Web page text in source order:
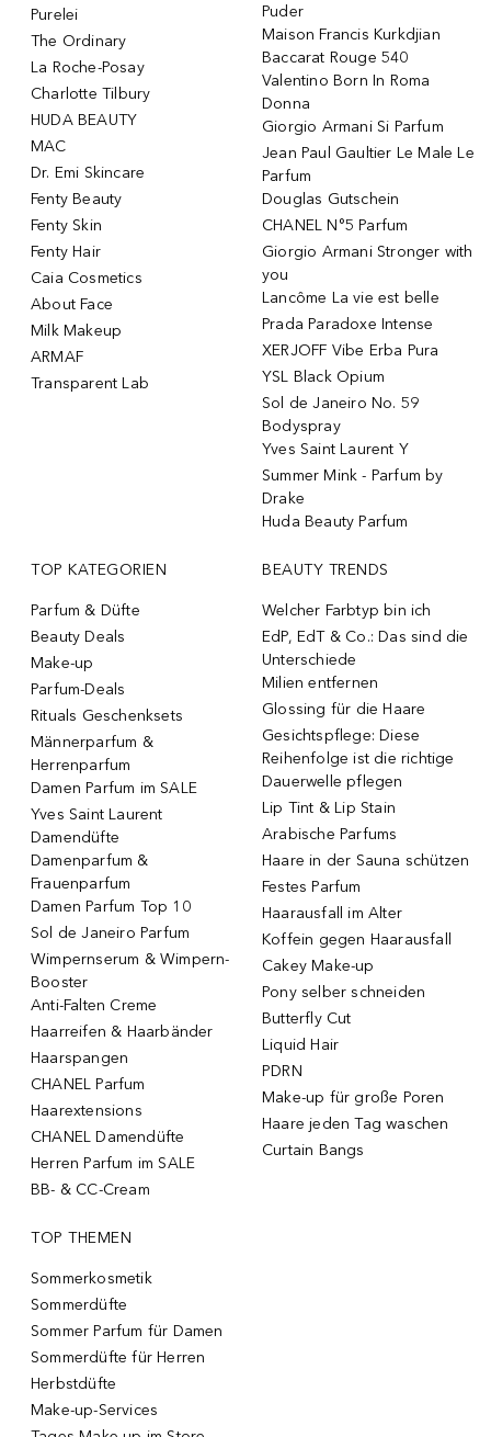
Purelei
The Ordinary
La Roche-Posay
Charlotte Tilbury
HUDA BEAUTY
MAC
Dr. Emi Skincare
Fenty Beauty
Fenty Skin
Fenty Hair
Caia Cosmetics
About Face
Milk Makeup
ARMAF
Transparent Lab
Puder
Maison Francis Kurkdjian
Baccarat Rouge 540
Valentino Born In Roma
Donna
Giorgio Armani Si Parfum
Jean Paul Gaultier Le Male Le
Parfum
Douglas Gutschein
CHANEL N°5 Parfum
Giorgio Armani Stronger with
you
Lancôme La vie est belle
Prada Paradoxe Intense
XERJOFF Vibe Erba Pura
YSL Black Opium
Sol de Janeiro No. 59
Bodyspray
Yves Saint Laurent Y
Summer Mink - Parfum by
Drake
Huda Beauty Parfum
TOP KATEGORIEN
Parfum & Düfte
Beauty Deals
Make-up
Parfum-Deals
Rituals Geschenksets
Männerparfum &
Herrenparfum
Damen Parfum im SALE
Yves Saint Laurent
Damendüfte
Damenparfum &
Frauenparfum
Damen Parfum Top 10
Sol de Janeiro Parfum
Wimpernserum & Wimpern-
Booster
Anti-Falten Creme
Haarreifen & Haarbänder
Haarspangen
CHANEL Parfum
Haarextensions
CHANEL Damendüfte
Herren Parfum im SALE
BB- & CC-Cream
BEAUTY TRENDS
Welcher Farbtyp bin ich
EdP, EdT & Co.: Das sind die
Unterschiede
Milien entfernen
Glossing für die Haare
Gesichtspflege: Diese
Reihenfolge ist die richtige
Dauerwelle pflegen
Lip Tint & Lip Stain
Arabische Parfums
Haare in der Sauna schützen
Festes Parfum
Haarausfall im Alter
Koffein gegen Haarausfall
Cakey Make-up
Pony selber schneiden
Butterfly Cut
Liquid Hair
PDRN
Make-up für große Poren
Haare jeden Tag waschen
Curtain Bangs
TOP THEMEN
Sommerkosmetik
Sommerdüfte
Sommer Parfum für Damen
Sommerdüfte für Herren
Herbstdüfte
Make-up-Services